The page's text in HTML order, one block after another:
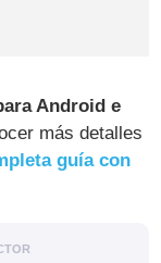
Android e
más detalles
guía con